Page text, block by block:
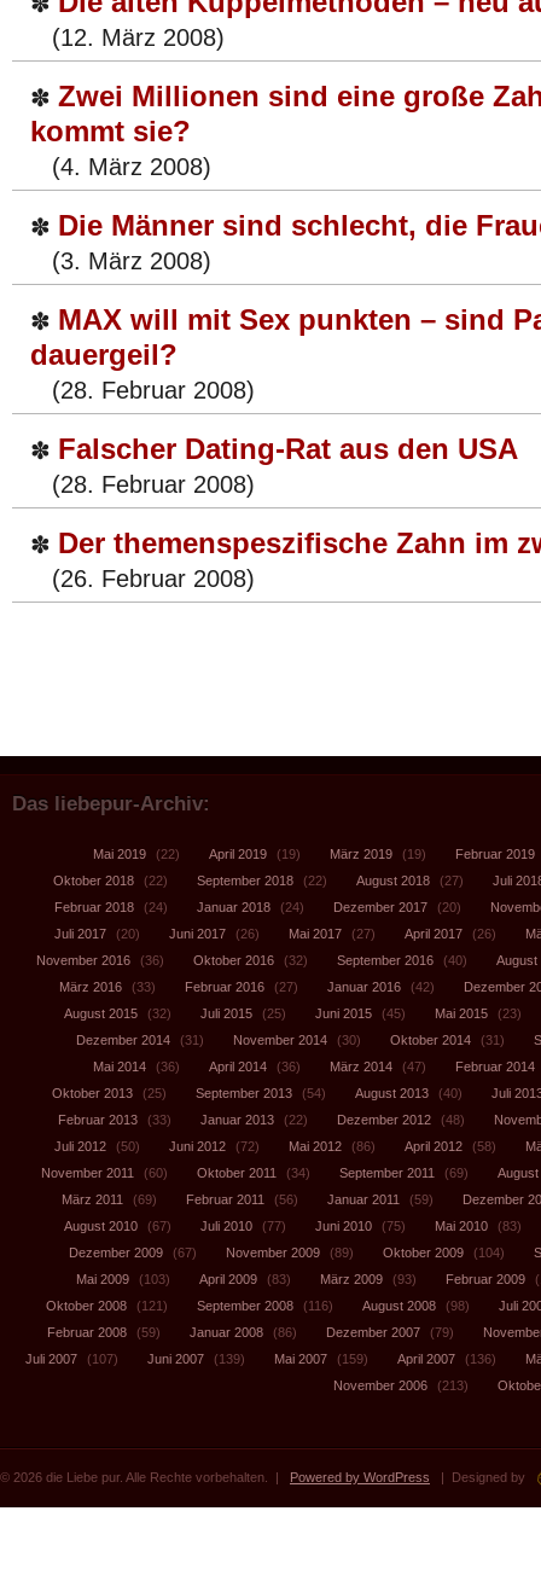
(12. März 2008)
✽ Zwei Millionen sind eine große
kommt sie?
(4. März 2008)
✽ Die Männer sind schlecht, die
(3. März 2008)
✽ MAX will mit Sex punkten – sind
dauergeil?
(28. Februar 2008)
✽ Falscher Dating-Rat aus den USA
(28. Februar 2008)
✽ Der themenspeszifische Zahn im
(26. Februar 2008)
Das liebepur-Archiv:
Mai 2019 (22) April 2019 (19) März 2019 (19) Februar 2019
Oktober 2018
(22) September 2018 (22) August 2018 (27)
Juli
Februar 2018
(24) Januar 2018 (24) Dezember 2017 (20)
Juli 2017
(20) Juni 2017 (26) Mai 2017 (27) April 2017 (26)
November 2016
(36) Oktober 2016 (32) September 2016 (40)
August
März 2016
(33) Februar 2016 (27) Januar 2016 (42)
Dezember
August 2015
(32) Juli 2015 (25) Juni 2015 (45) Mai 2015
(23)
Dezember 2014
(31) November 2014 (30) Oktober 2014 (31)
Mai 2014
(36) April 2014 (36) März 2014 (47) Februar 2014
Oktober 2013
(25) September 2013 (54) August 2013 (40)
Juli
Februar 2013
(33) Januar 2013 (22) Dezember 2012 (48)
Juli 2012
(50) Juni 2012 (72) Mai 2012 (86) April 2012 (58)
November 2011
(60) Oktober 2011 (34) September 2011 (69)
August
März 2011
(69) Februar 2011 (56) Januar 2011 (59)
Dezember
August 2010
(67) Juli 2010 (77) Juni 2010 (75) Mai 2010
(83)
Dezember 2009
(67) November 2009 (89) Oktober 2009 (104)
Mai 2009
(103) April 2009 (83) März 2009 (93) Februar 2009
Oktober 2008
(121) September 2008 (116) August 2008 (98)
Juli
Februar 2008
(59) Januar 2008 (86) Dezember 2007 (79)
Juli 2007
(107) Juni 2007 (139) Mai 2007 (159) April 2007 (136)
November 2006
(213)
© 2026 die Liebe pur. Alle Rechte vorbehalten. | Powered by WordPress | Designed by